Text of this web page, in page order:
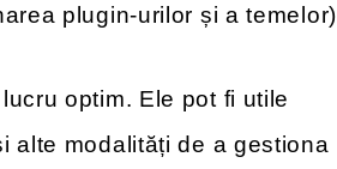
plugin-urilor și a temelor)
optim. Ele pot fi utile
alte modalități de a gestiona